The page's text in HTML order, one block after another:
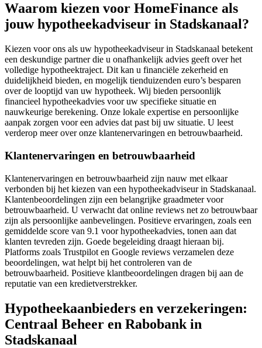
Waarom kiezen voor HomeFinance als
jouw hypotheekadviseur in Stadskanaal?
Kiezen voor ons als uw hypotheekadviseur in Stadskanaal betekent
een deskundige partner die u onafhankelijk advies geeft over het
volledige hypotheektraject. Dit kan u financiële zekerheid en
duidelijkheid bieden, en mogelijk tienduizenden euro’s besparen
over de looptijd van uw hypotheek. Wij bieden persoonlijk
financieel hypotheekadvies voor uw specifieke situatie en
nauwkeurige berekening. Onze lokale expertise en persoonlijke
aanpak zorgen voor een advies dat past bij uw situatie. U leest
verderop meer over onze klantenervaringen en betrouwbaarheid.
Klantenervaringen en betrouwbaarheid
Klantenervaringen en betrouwbaarheid zijn nauw met elkaar
verbonden bij het kiezen van een hypotheekadviseur in Stadskanaal.
Klantenbeoordelingen zijn een belangrijke graadmeter voor
betrouwbaarheid. U verwacht dat online reviews net zo betrouwbaar
zijn als persoonlijke aanbevelingen. Positieve ervaringen, zoals een
gemiddelde score van 9.1 voor hypotheekadvies, tonen aan dat
klanten tevreden zijn. Goede begeleiding draagt hieraan bij.
Platforms zoals Trustpilot en Google reviews verzamelen deze
beoordelingen, wat helpt bij het controleren van de
betrouwbaarheid. Positieve klantbeoordelingen dragen bij aan de
reputatie van een kredietverstrekker.
Hypotheekaanbieders en verzekeringen:
Centraal Beheer en Rabobank in
Stadskanaal